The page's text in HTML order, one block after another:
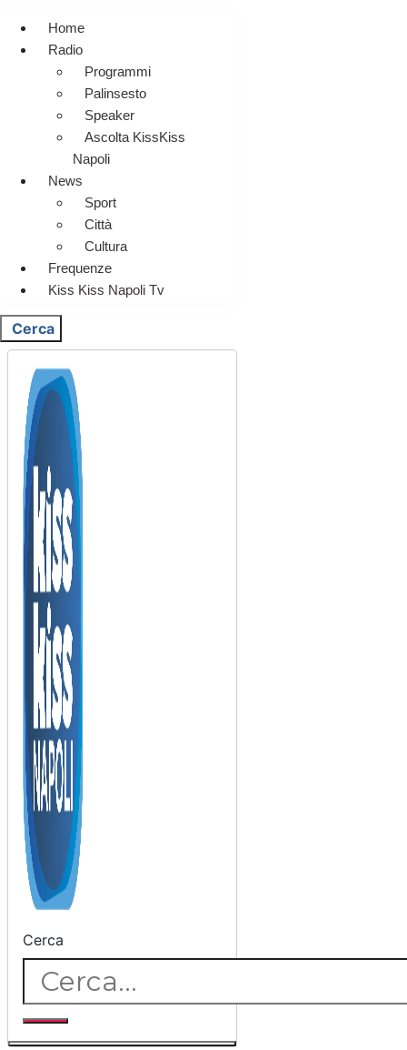
Home
Radio
Programmi
Palinsesto
Speaker
Ascolta KissKiss
Napoli
News
Sport
Città
Cultura
Frequenze
Kiss Kiss Napoli Tv
Cerca
Cerca